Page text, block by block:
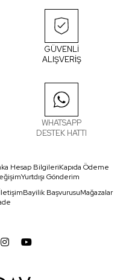
GÜVENLİ
ALIŞVERİŞ
WHATSAPP
DESTEK HATTI
Hesap BilgileriKapıda Ödeme
Yurtdışı Gönderim
Bayilik BaşvurusuMağazalar